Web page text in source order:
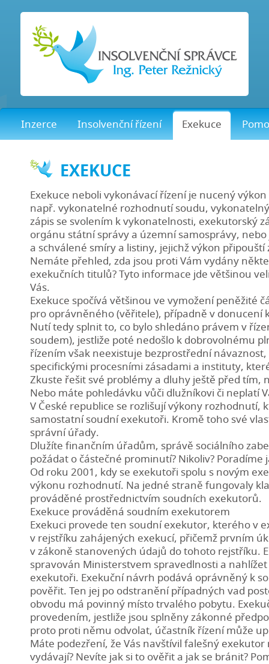
Inzerce Insolvenční řízení Exekuce
EXEKUCE
Exekuce neboli vykonávací řízení je nucený
např. vykonatelné rozhodnutí soudu,
zápis se svolením k vykonatelnosti, exekutorský
orgánu státní správy a územní samosprávy,
a schválené smíry a listiny, jejichž výkon připouští
Nemáte přehled, zda jsou proti Vám vydány
exekučních titulů? Tyto informace jde většinou
Vás.
Exekuce spočívá většinou ve vymožení peněžité
pro oprávněného (věřitele), případně v donucení
Nutí tedy splnit to, co bylo shledáno právem v
soudem), jestliže poté nedošlo k dobrovolnému
řízením však neexistuje bezprostřední
specifickými procesními zásadami a instituty,
Zkuste řešit své problémy a dluhy ještě před tím,
Nebo máte pohledávku vůči dlužníkovi či neplatí
V České republice se rozlišují výkony
samostatní soudní exekutoři. Kromě toho své
správní úřady.
Dlužíte finančním úřadům, správě sociálního
požádat o částečné prominutí? Nikoliv? Poradíme
Od roku 2001, kdy se exekutoři spolu s novým
výkonu rozhodnutí. Na jedné straně fungovaly
prováděné prostřednictvím soudních exekutorů.
Exekuce prováděná soudním exekutorem
Exekuci provede ten soudní exekutor, kterého v
v rejstříku zahájených exekucí, přičemž prvním
v zákoně stanovených údajů do tohoto rejstříku.
spravován Ministerstvem spravedlnosti a
exekutoři. Exekuční návrh podává oprávněný k
pověřit. Ten jej po odstranění případných vad
obvodu má povinný místo trvalého pobytu.
provedením, jestliže jsou splněny zákonné
proto proti němu odvolat, účastník řízení může
Máte podezření, že Vás navštívil falešný
vydávají? Nevíte jak si to ověřit a jak se bránit?